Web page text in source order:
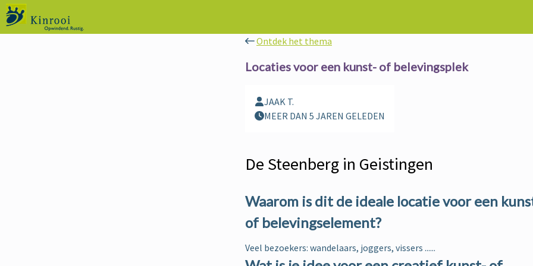
Ontdek het thema
Locaties voor een kunst- of belevingsplek
JAAK T.
MEER DAN 5 JAREN GELEDEN
De Steenberg in Geistingen
Waarom is dit de ideale locatie voor een
of belevingselement?
Veel bezoekers: wandelaars, joggers, vissers ......